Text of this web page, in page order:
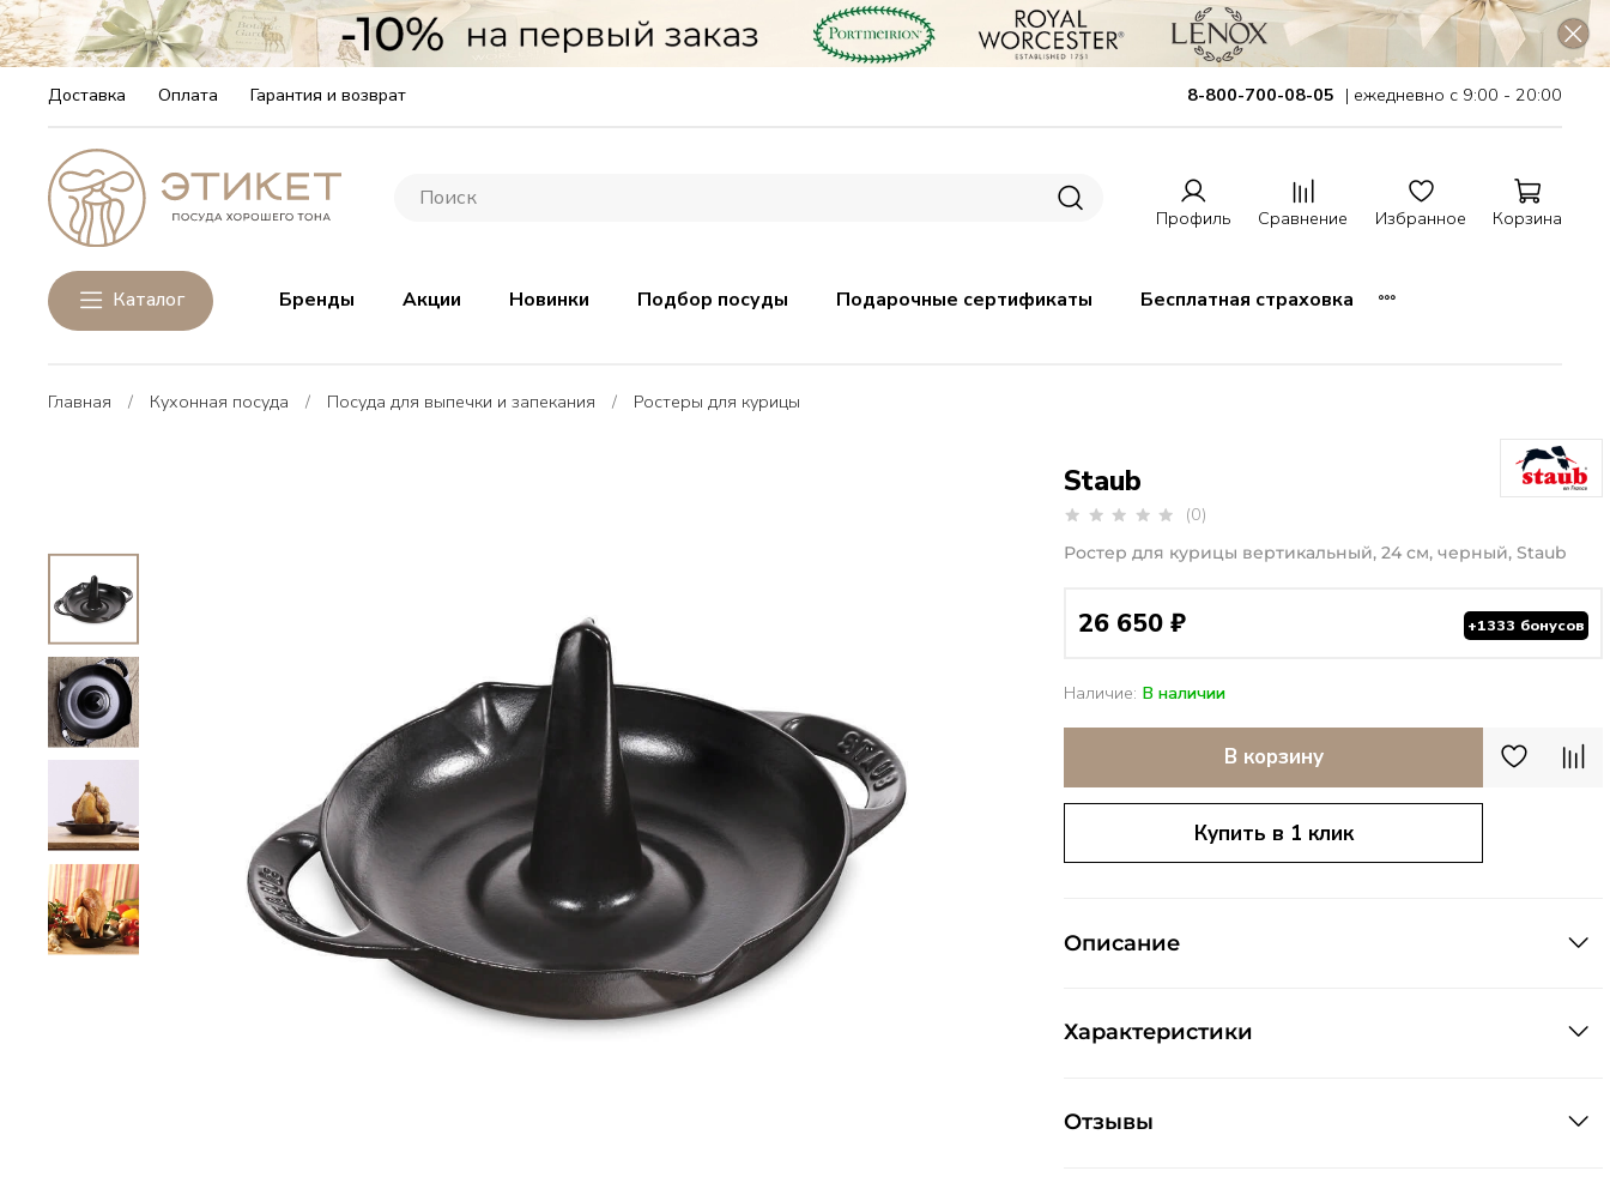
Доставка Оплата Гарантия и возврат 8-800-700-08-05 | ежедневно с 9:00 - 20:00
Профиль Сравнение Избранное Корзина
Каталог Бренды Акции Новинки Подбор посуды Подарочные сертификаты Бесплатная страховка
Главная Кухонная посуда Посуда для выпечки и запекания Ростеры для курицы
(0)
Наличие: В наличии
Staub
Ростер для курицы вертикальный, 24 см, черный, Staub
26 650 ₽ +1333 бонусов
В корзину
Купить в 1 клик
Описание
Характеристики
Отзывы